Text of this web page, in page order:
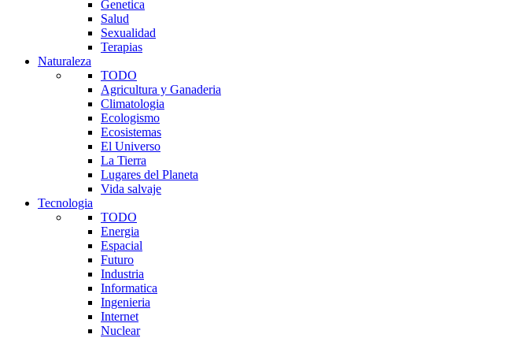
Genetica
Salud
Sexualidad
Terapias
Naturaleza
TODO
Agricultura y Ganaderia
Climatologia
Ecologismo
Ecosistemas
El Universo
La Tierra
Lugares del Planeta
Vida salvaje
Tecnologia
TODO
Energia
Espacial
Futuro
Industria
Informatica
Ingenieria
Internet
Nuclear